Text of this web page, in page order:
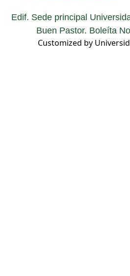
Edif. Sede principal
Buen Pastor. Boleíta
Customized by